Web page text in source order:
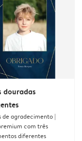
douradas
de agradecimento |
com três
diferentes